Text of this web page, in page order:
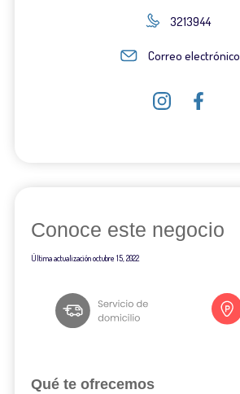
3213944
Correo electrónico
Conoce este negocio
Última actualizaciónoctubre 15, 2022
Qué te ofrecemos